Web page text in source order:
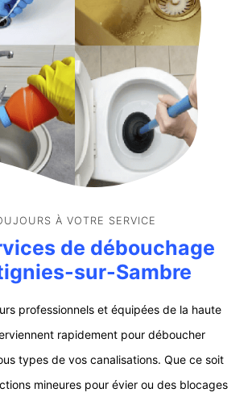
À VOTRE SERVICE
de débouchage
sur-Sambre
professionnels et équipées de la haute
rapidement pour déboucher
types de vos canalisations. Que ce soit
mineures pour évier ou des blocages